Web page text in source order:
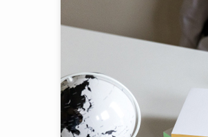
公式ショップを見る